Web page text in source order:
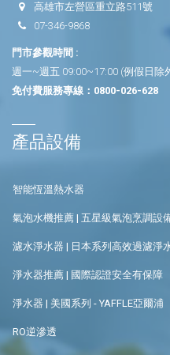
高雄市左營區重立路511號
07-346-9868
門市參觀時間 :
週一~週五 09:00~17:00 (例假日除
免付費服務專線： 0800-026-628
產品設備
智能恆溫熱水器
氣泡水機推薦 | 五星級氣泡烹調設
濾水淨水器 | 日本系列高效過濾淨
淨水器推薦 | 國際認證安全有保障
淨水器 | 美國系列 - YAFFLE亞爾浦
RO逆滲透